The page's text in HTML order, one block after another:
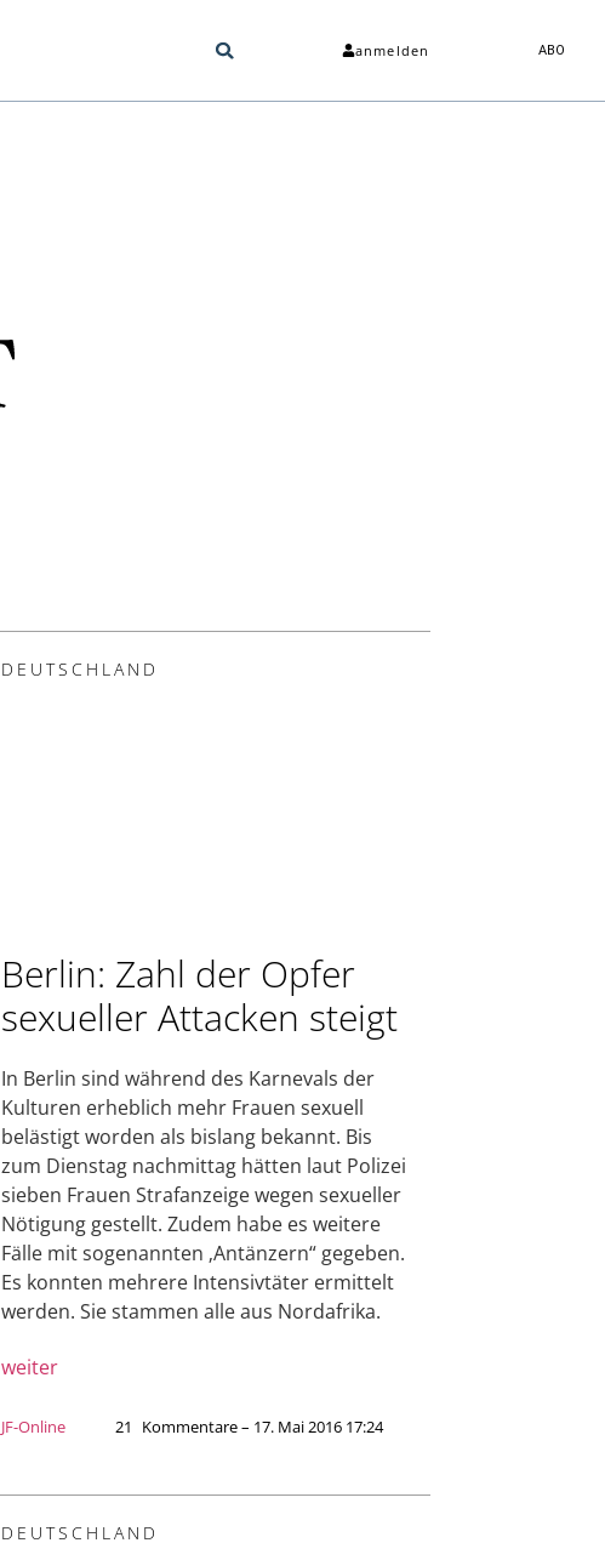
anmelden ABO
DEUTSCHLAND
Berlin: Zahl der Opfer
sexueller Attacken steigt
In Berlin sind während des Karnevals der
Kulturen erheblich mehr Frauen sexuell
belästigt worden als bislang bekannt. Bis
zum Dienstag nachmittag hätten laut Polizei
sieben Frauen Strafanzeige wegen sexueller
Nötigung gestellt. Zudem habe es weitere
Fälle mit sogenannten ‚Antänzern“ gegeben.
Es konnten mehrere Intensivtäter ermittelt
werden. Sie stammen alle aus Nordafrika.
weiter
JF-Online 21 Kommentare – 17. Mai 2016 17:24
DEUTSCHLAND